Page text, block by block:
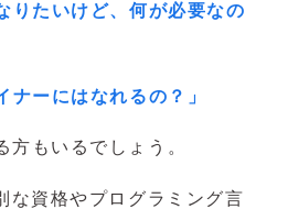
りたいけど、何が必要なの
ナーにはなれるの？」
方もいるでしょう。
な資格やプログラミング言